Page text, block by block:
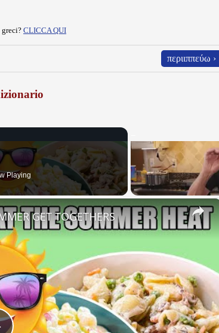
CLICCA QUI
περιιππεύω ›
Playing
×
GET TOGETHERS